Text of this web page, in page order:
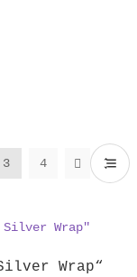
3 4
Wrap“